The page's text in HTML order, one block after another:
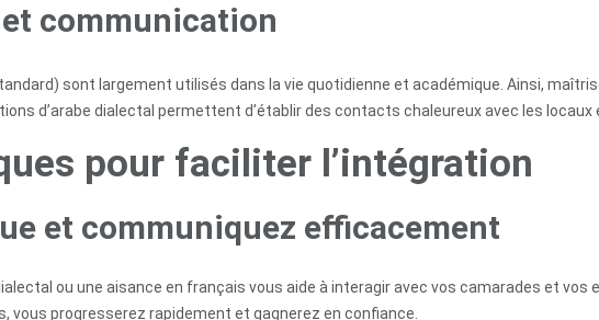
communication
sont largement utilisés dans la vie quotidienne et académique. Ainsi,
d’arabe dialectal permettent d’établir des contacts chaleureux avec les locaux
pour faciliter l’intégration
et communiquez efficacement
ou une aisance en français vous aide à interagir avec vos camarades et
vous progresserez rapidement et gagnerez en confiance.